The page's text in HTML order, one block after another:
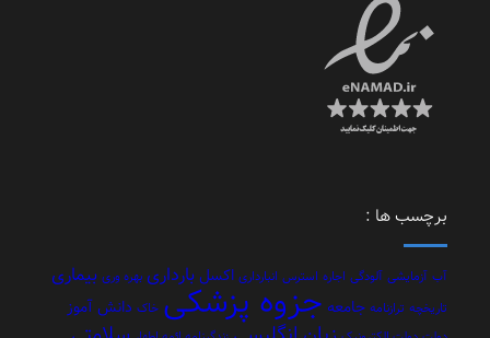
برچسب ها :
آب آزمایشی آلودگی اجاره استرس انبارداری اکسلبارداری بهره وری بیماری
تاریخچه ترازنامه جامعه جزوه پزشکی خاک دانش آموز